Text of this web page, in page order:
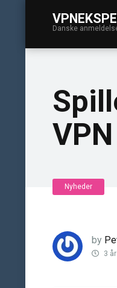
Danske
VPN
Nyheder
by
3